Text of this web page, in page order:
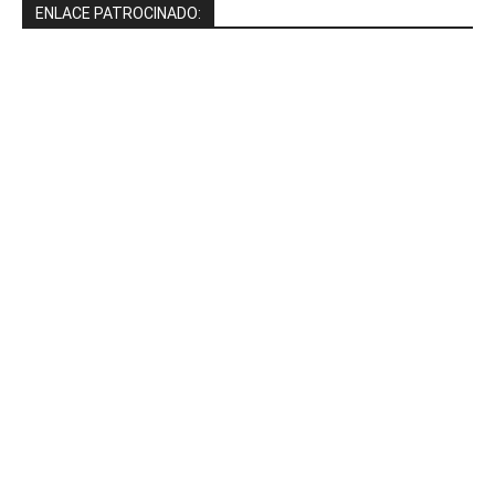
ENLACE PATROCINADO: